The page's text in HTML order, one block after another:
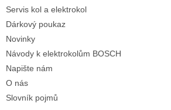
Servis kol a elektrokol
Dárkový poukaz
Novinky
Návody k elektrokolům BOSCH
Napište nám
O nás
Slovník pojmů